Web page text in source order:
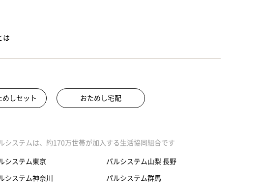
は
めしセット おためし宅配
システムは、約170万世帯が加入する生活協同組合です
システム東京
システム神奈川
パルシステム山梨 長野
パルシステム群馬